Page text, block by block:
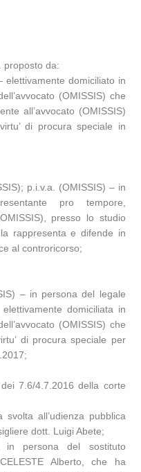
proposto da:
elettivamente domiciliato in
(OMISSIS) che
all’avvocato (OMISSIS)
di procura speciale in
p.i.v.a. (OMISSIS) – in
pro tempore,
presso lo studio
rappresenta e difende in
al controricorso;
– in persona del legale
domiciliata in
(OMISSIS) che
di procura speciale per
7.6/4.7.2016 della corte
all’udienza pubblica
dott. Luigi Abete;
in persona del sostituto
Alberto, che ha